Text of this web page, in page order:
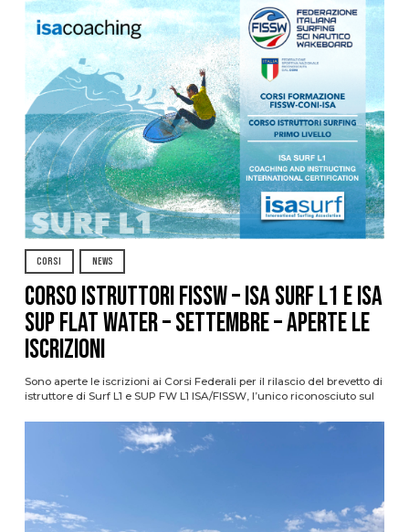
CORSI NEWS
CORSO ISTRUTTORI FISSW – ISA SURF L1 e ISA
SUP Flat Water – SETTEMBRE – APERTE LE
ISCRIZIONI
Sono aperte le iscrizioni ai Corsi Federali per il rilascio del brevetto di
istruttore di Surf L1 e SUP FW L1 ISA/FISSW, l’unico riconosciuto sul